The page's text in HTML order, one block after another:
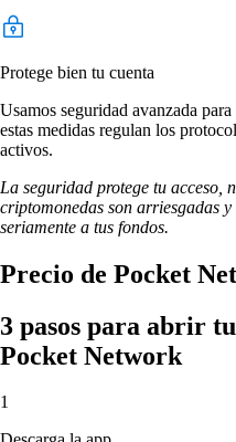
Protege bien tu cuenta
Usamos seguridad avanzada
estas medidas regulan los
activos.
La seguridad protege tu acceso,
criptomonedas son arriesgadas
seriamente a tus fondos.
Precio de Pocket
3 pasos para abrir
Pocket Network
1